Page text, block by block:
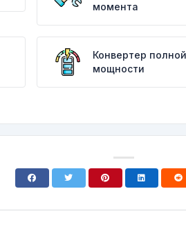
момента
Конвертер полной
мощности